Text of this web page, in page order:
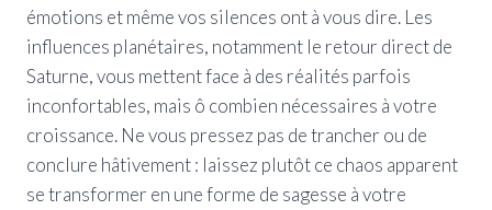
émotions et même vos silences ont à vous dire. Les
influences planétaires, notamment le retour direct de
Saturne, vous mettent face à des réalités parfois
inconfortables, mais ô combien nécessaires à votre
croissance. Ne vous pressez pas de trancher ou de
conclure hâtivement : laissez plutôt ce chaos apparent
se transformer en une forme de sagesse à votre